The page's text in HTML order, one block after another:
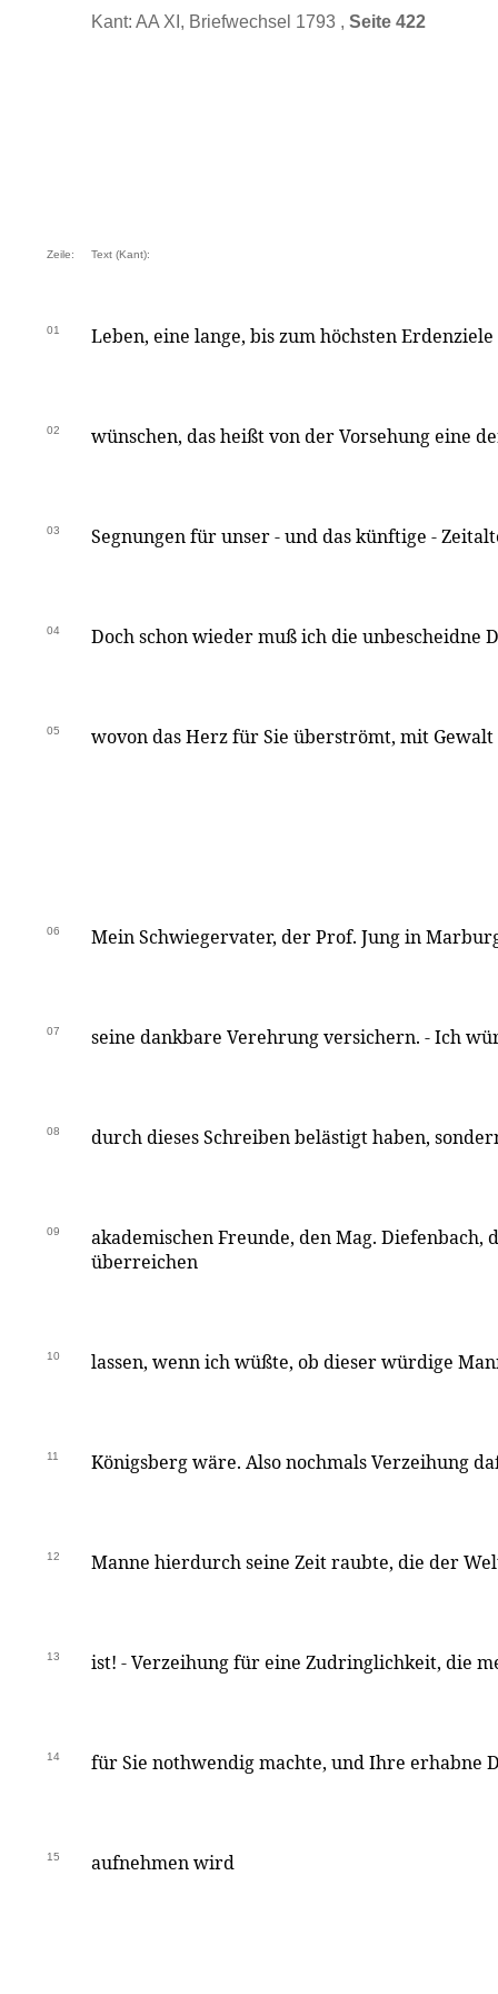
Kant: AA XI, Briefwechsel 1793 , Seite 422
Zeile: Text (Kant):
01 Leben, eine lange, bis zum höchsten
02 wünschen, das heißt von der Vorsehung eine
03 Segnungen für unser - und das künftige -
04 Doch schon wieder muß ich die unbescheidne
05 wovon das Herz für Sie überströmt, mit
06 Mein Schwiegervater, der Prof. Jung in
07 seine dankbare Verehrung versichern. - Ich
08 durch dieses Schreiben belästigt haben,
09
akademischen Freunde, den Mag. Diefenbach,
überreichen
10 lassen, wenn ich wüßte, ob dieser würdige
11 Königsberg wäre. Also nochmals Verzeihung
12 Manne hierdurch seine Zeit raubte, die der
13 ist! - Verzeihung für eine Zudringlichkeit, die
14 für Sie nothwendig machte, und Ihre erhabne
15 aufnehmen wird